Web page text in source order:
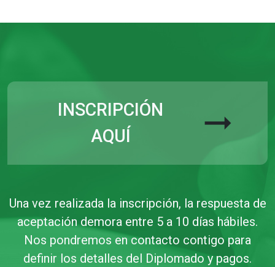
INSCRIPCIÓN
AQUÍ
arrow_right_alt
Una vez realizada la inscripción, la respuesta de
aceptación demora entre 5 a 10 días hábiles.
Nos pondremos en contacto contigo para
definir los detalles del Diplomado y pagos.